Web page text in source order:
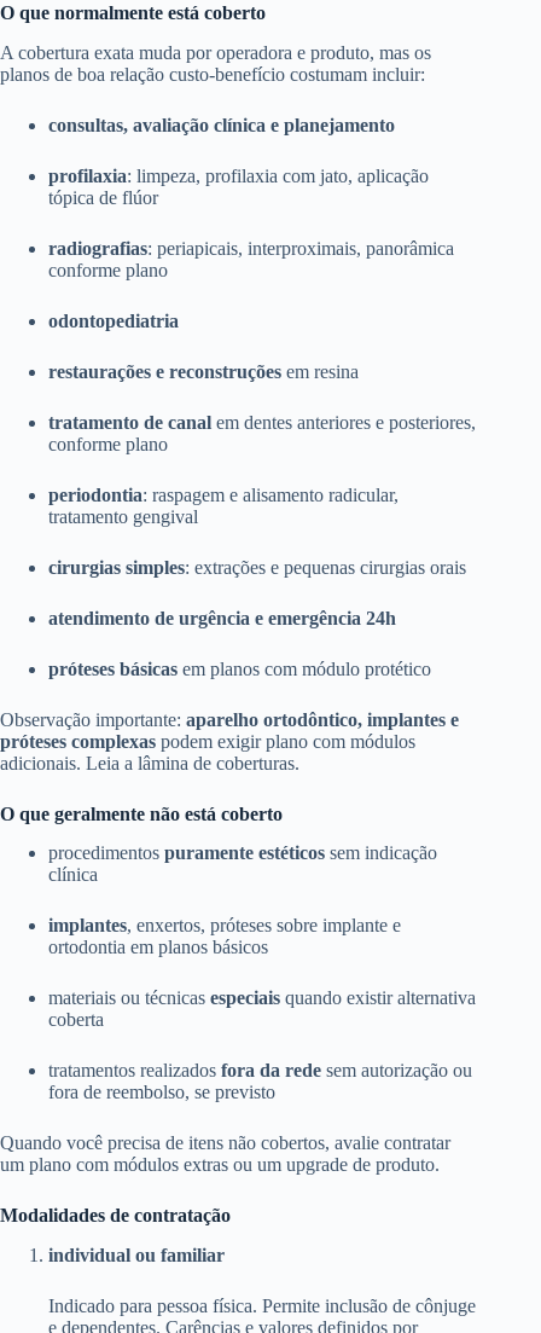
O que normalmente está coberto
A cobertura exata muda por operadora e produto, mas os
planos de boa relação custo-benefício costumam incluir:
consultas, avaliação clínica e planejamento
profilaxia: limpeza, profilaxia com jato, aplicação
tópica de flúor
radiografias: periapicais, interproximais, panorâmica
conforme plano
odontopediatria
restaurações e reconstruções em resina
tratamento de canal em dentes anteriores e posteriores,
conforme plano
periodontia: raspagem e alisamento radicular,
tratamento gengival
cirurgias simples: extrações e pequenas cirurgias orais
atendimento de urgência e emergência 24h
próteses básicas em planos com módulo protético
Observação importante: aparelho ortodôntico, implantes e
próteses complexas podem exigir plano com módulos
adicionais. Leia a lâmina de coberturas.
O que geralmente não está coberto
procedimentos puramente estéticos sem indicação
clínica
implantes, enxertos, próteses sobre implante e
ortodontia em planos básicos
materiais ou técnicas especiais quando existir alternativa
coberta
tratamentos realizados fora da rede sem autorização ou
fora de reembolso, se previsto
Quando você precisa de itens não cobertos, avalie contratar
um plano com módulos extras ou um upgrade de produto.
Modalidades de contratação
individual ou familiar
Indicado para pessoa física. Permite inclusão de cônjuge
e dependentes. Carências e valores definidos por